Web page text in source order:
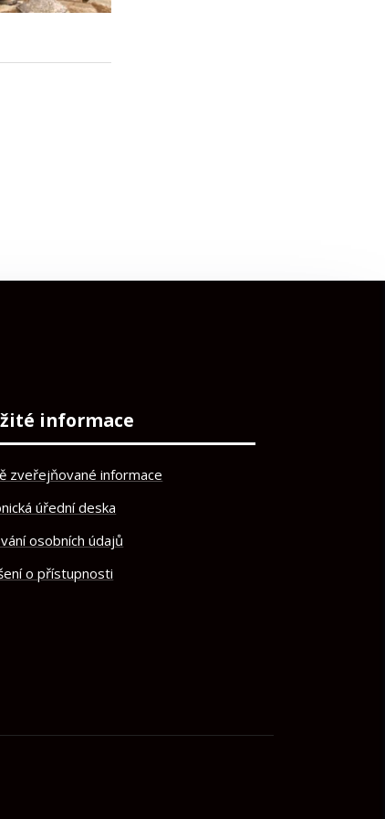
informace
zveřejňované informace
úřední deska
osobních údajů
o přístupnosti